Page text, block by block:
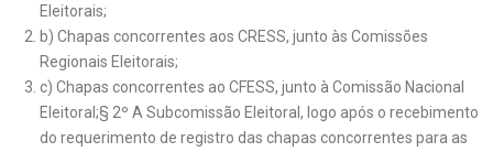
Eleitorais;
b) Chapas concorrentes aos CRESS, junto às Comissões
Regionais Eleitorais;
c) Chapas concorrentes ao CFESS, junto à Comissão Nacional
Eleitoral;§ 2º A Subcomissão Eleitoral, logo após o recebimento
do requerimento de registro das chapas concorrentes para as